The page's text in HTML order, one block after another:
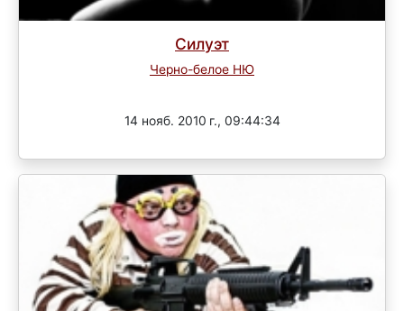
Силуэт
Черно-белое НЮ
14 нояб. 2010 г., 09:44:34